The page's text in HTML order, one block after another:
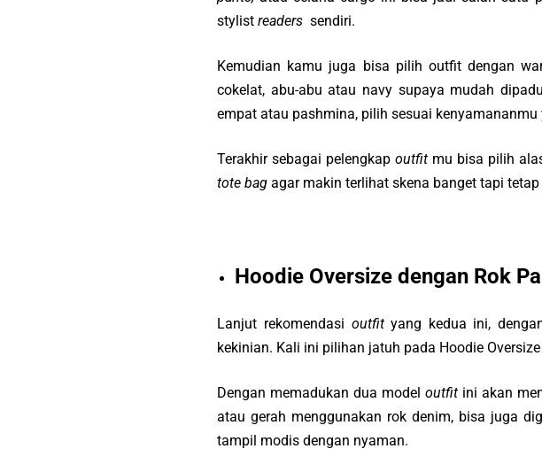
stylistreaders sendiri.
Kemudian kamu juga bisa pilih outfit dengan
cokelat, abu-abu atau navy supaya mudah
empat atau pashmina, pilih sesuai
Terakhir sebagai pelengkapoutfit mu bisa pilih
tote bagagar makin terlihat skena banget tapi
Hoodie Oversize dengan Rok
Lanjut rekomendasi outfityang kedua ini,
kekinian. Kali ini pilihan jatuh pada Hoodie
Dengan memadukan dua model outfit ini akan
atau gerah menggunakan rok denim, bisa juga
tampil modis dengan nyaman.